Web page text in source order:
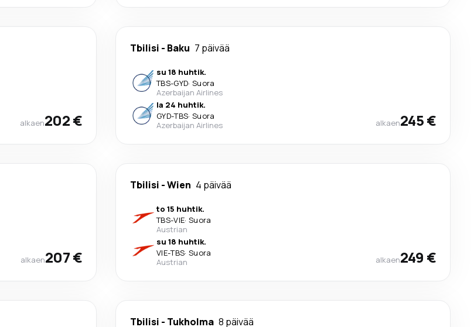
alkaen202 €
Tbilisi - Baku 7 päivää
su 18 huhtik.
TBS-GYD· Suora
Azerbaijan Airlines
la 24 huhtik.
GYD-TBS· Suora
Azerbaijan Airlines
alkaen245 €
alkaen207 €
Tbilisi -Wien 4 päivää
to 15 huhtik.
TBS-VIE· Suora
Austrian
su 18 huhtik.
VIE-TBS· Suora
Austrian
alkaen249 €
Tbilisi - Tukholma 8 päivää